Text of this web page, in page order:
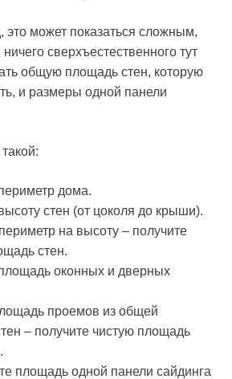
это может показаться сложным,
сверхъестественного тут
общую площадь стен, которую
и размеры одной панели
дома.
стен (от цоколя до крыши).
на высоту – получите
стен.
оконных и дверных
проемов из общей
– получите чистую площадь
площадь одной панели сайдинга